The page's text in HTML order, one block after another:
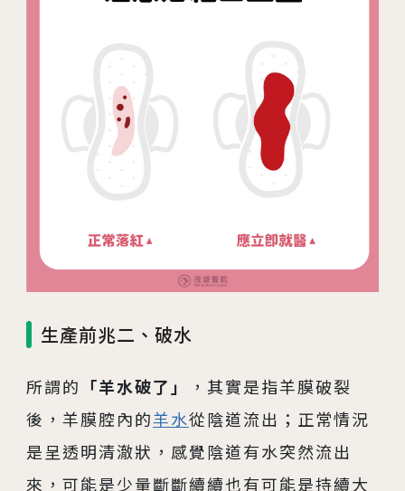
生產前兆二、破水
所謂的 「羊水破了」
，其實是指羊膜破裂
後，羊膜腔內的羊水從陰道流出；正常情況
是呈透明清澈狀，感覺陰道有水突然流出
來，可能是少量斷斷續續也有可能是持續大